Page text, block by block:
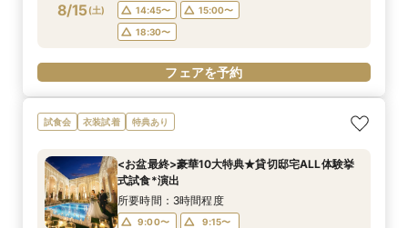
8/15(土)
14:45〜
15:00〜
18:30〜
フェアを予約
試食会 衣装試着 特典あり
<お盆最終>豪華10大特典★貸切邸宅ALL体験挙
式試食*演出
所要時間：3時間程度
9:00〜
9:15〜